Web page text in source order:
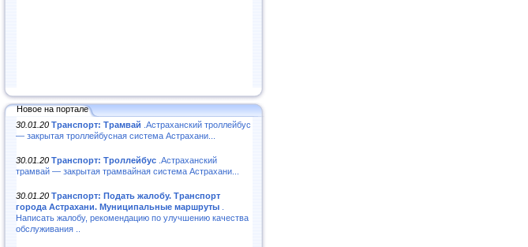
Новое на портале
30.01.20 Транспорт: Трамвай .Астраханский троллейбус
— закрытая троллейбусная система Астрахани...
30.01.20 Транспорт: Троллейбус .Астраханский
трамвай — закрытая трамвайная система Астрахани...
30.01.20 Транспорт: Подать жалобу. Транспорт
города Астрахани. Муниципальные маршруты
Написать жалобу, рекомендацию по улучшению качества
обслуживания ..